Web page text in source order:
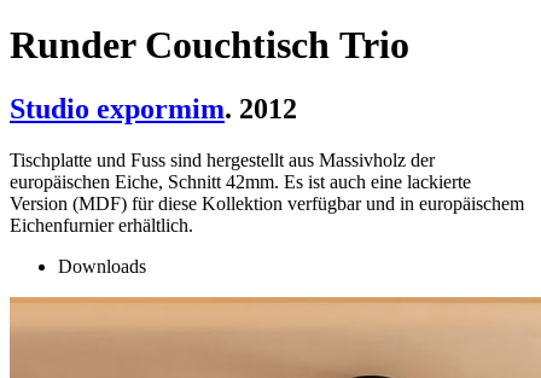
Runder Couchtisch Trio
Studio expormim. 2012
Tischplatte und Fuss sind hergestellt aus Massivholz der
europäischen Eiche, Schnitt 42mm. Es ist auch eine lackierte
Version (MDF) für diese Kollektion verfügbar und in europäischem
Eichenfurnier erhältlich.
Downloads